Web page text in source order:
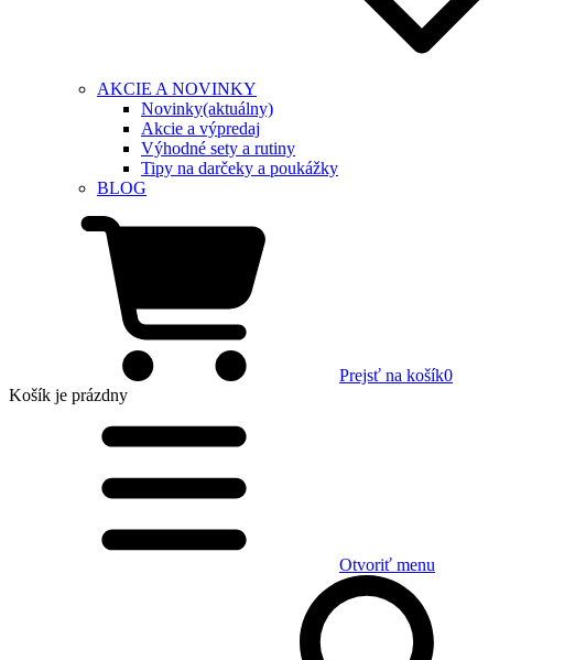
AKCIE A NOVINKY
Novinky(aktuálny)
Akcie a výpredaj
Výhodné sety a rutiny
Tipy na darčeky a poukážky
BLOG
Prejsť na košík0
Košík je prázdny
Otvoriť menu